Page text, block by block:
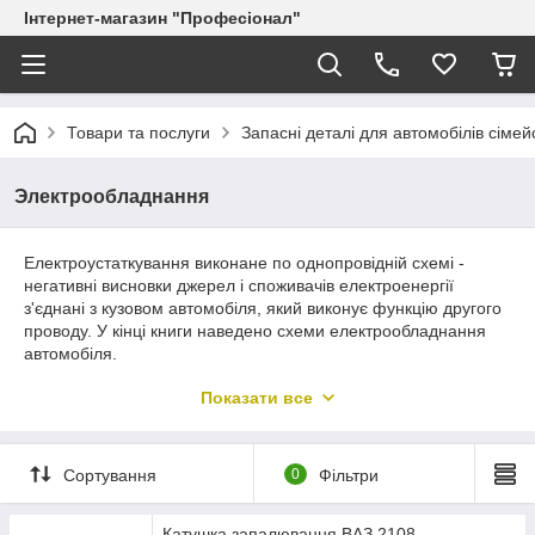
Інтернет-магазин "Професіонал"
Товари та послуги Запасні деталі для автомобілів
Электрообладнання
Електроустаткування виконане по однопровідній схемі -
негативні висновки джерел і споживачів електроенергії
з'єднані з кузовом автомобіля, який виконує функцію другого
проводу. У кінці книги наведено схеми електрообладнання
автомобіля.
двигателя отсоедините провод от клеммы «-»
аккумуляторной батареи.
При замене предохранителей запрещается применять
отвертки и металлический инструмент, так как это может
Показати все
Сортування 0 Фільтри